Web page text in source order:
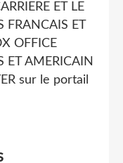
ET LE
FRANCAIS ET
OFFICE
ET AMERICAIN
sur le portail